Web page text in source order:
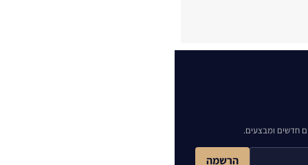
חדשים ומבצעים.
הרשמה